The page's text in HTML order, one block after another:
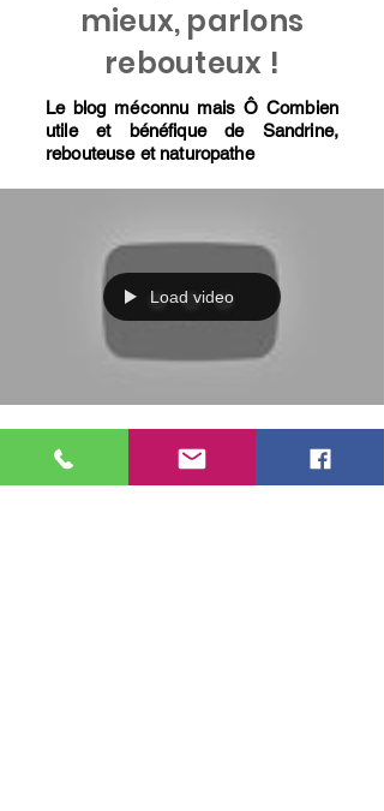
mieux, parlons
rebouteux !
Le blog méconnu mais Ô Combien
utile et bénéfique de Sandrine,
rebouteuse et naturopathe
Load video
Ménopause, quand les